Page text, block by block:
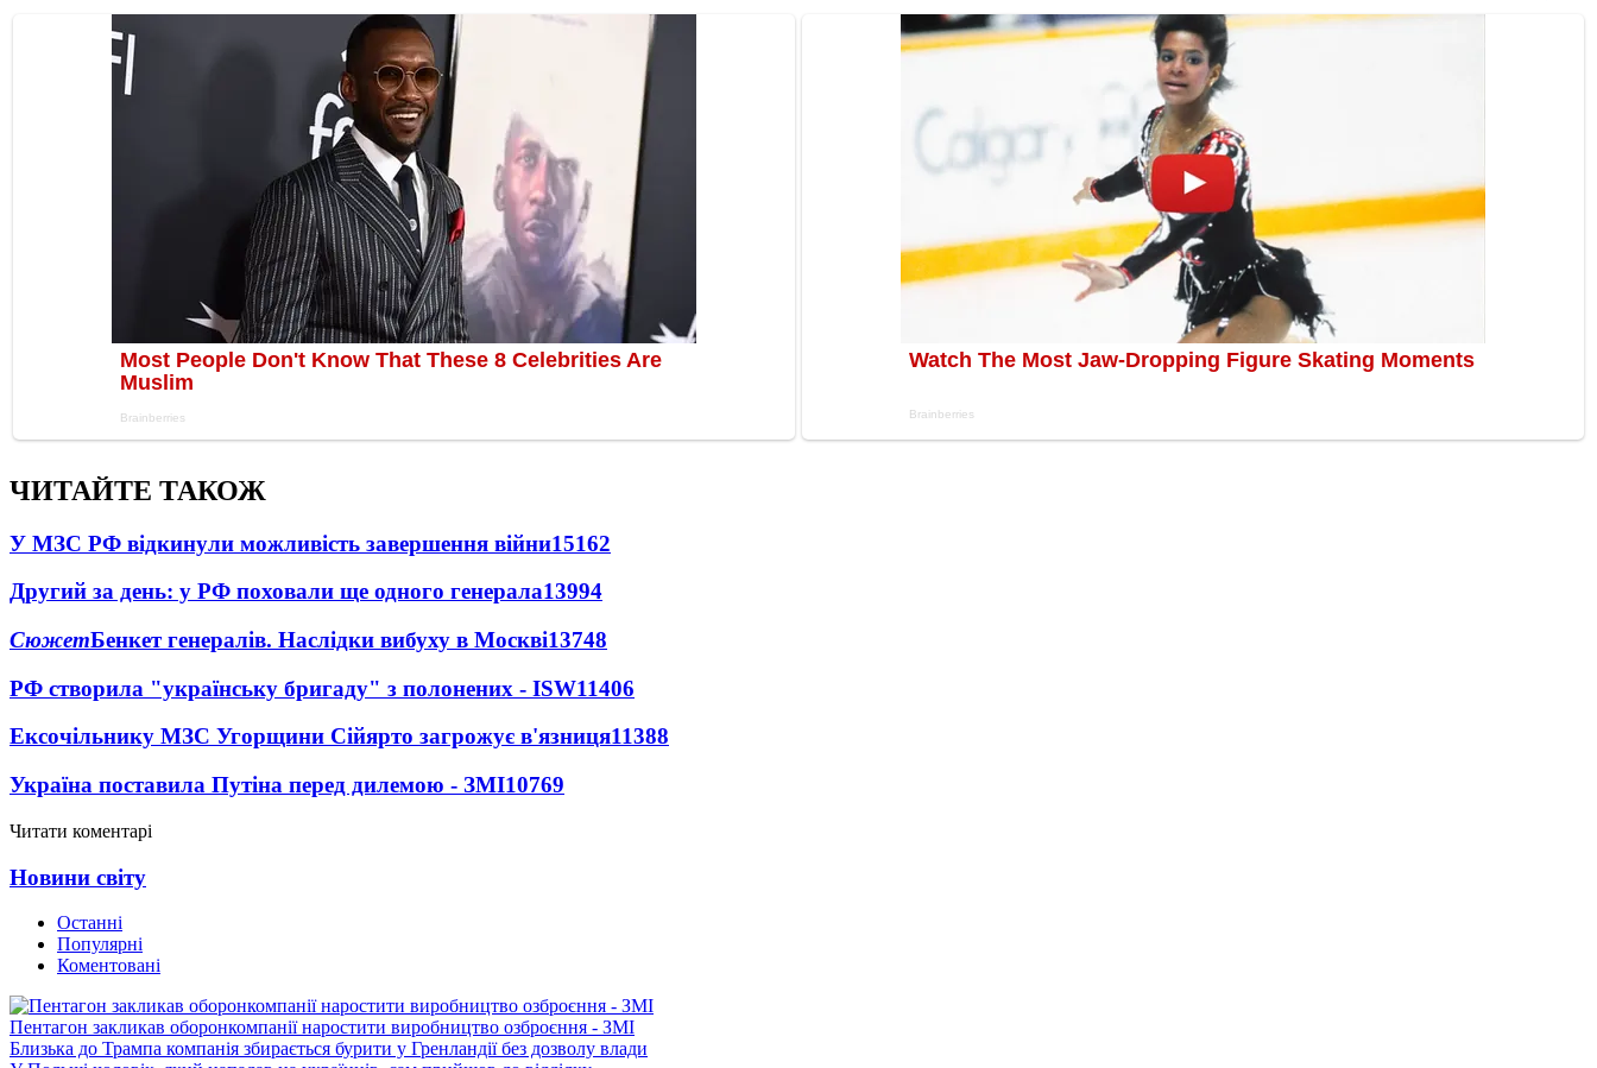
ЧИТАЙТЕ ТАКОЖ
У МЗС РФ відкинули можливість завершення війни15162
Другий за день: у РФ поховали ще одного генерала13994
СюжетБенкет генералів. Наслідки вибуху в Москві13748
РФ створила "українську бригаду" з полонених - ISW11406
Ексочільнику МЗС Угорщини Сійярто загрожує в'язниця11388
Україна поставила Путіна перед дилемою - ЗМІ10769
Читати коментарі
Новини світу
Останні
Популярні
Коментовані
Пентагон закликав оборонкомпанії наростити виробництво озброєння - ЗМІ
Близька до Трампа компанія збирається бурити у Гренландії без дозволу влади